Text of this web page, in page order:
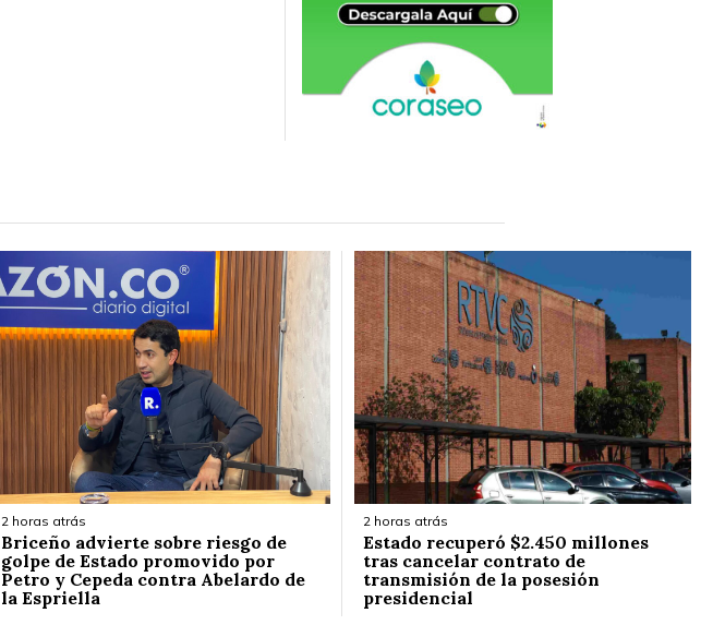
2 horas atrás
Briceño advierte sobre riesgo de
golpe de Estado promovido por
Petro y Cepeda contra Abelardo de
la Espriella
2 horas atrás
Estado recuperó $2.450 millones
tras cancelar contrato de
transmisión de la posesión
presidencial